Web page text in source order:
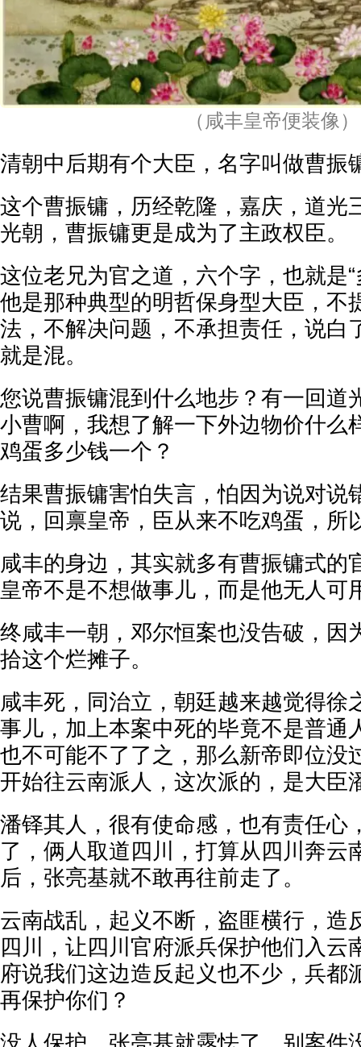
（咸丰皇帝便装像）
清朝中后期有个大臣，名字叫做曹振
这个曹振镛，历经乾隆，嘉庆，道光
光朝，曹振镛更是成为了主政权臣。
这位老兄为官之道，六个字，也就是
他是那种典型的明哲保身型大臣，不
法，不解决问题，不承担责任，说白
就是混。
您说曹振镛混到什么地步？有一回道
小曹啊，我想了解一下外边物价什么
鸡蛋多少钱一个？
结果曹振镛害怕失言，怕因为说对说
说，回禀皇帝，臣从来不吃鸡蛋，所
咸丰的身边，其实就多有曹振镛式的
皇帝不是不想做事儿，而是他无人可
终咸丰一朝，邓尔恒案也没告破，因
拾这个烂摊子。
咸丰死，同治立，朝廷越来越觉得徐
事儿，加上本案中死的毕竟不是普通
也不可能不了了之，那么新帝即位没
开始往云南派人，这次派的，是大臣
潘铎其人，很有使命感，也有责任心
了，俩人取道四川，打算从四川奔云
后，张亮基就不敢再往前走了。
云南战乱，起义不断，盗匪横行，造
四川，让四川官府派兵保护他们入云
府说我们这边造反起义也不少，兵都
再保护你们？